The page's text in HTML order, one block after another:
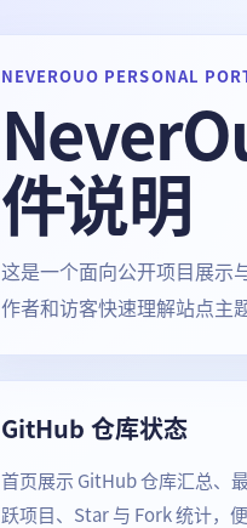
NEVEROUO PERSONAL
件说明
这是一个面向公开项目展示
作者和访客快速理解站点主
GitHub 仓库状态
首页展示 GitHub 仓库汇总、
跃项目、Star 与 Fork 统计，